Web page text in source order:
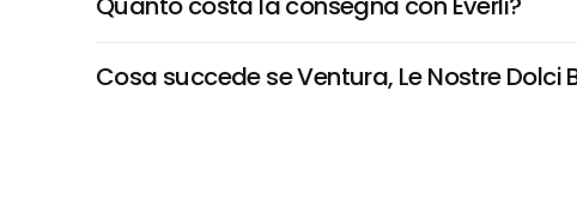
Cosa succede se Ventura, Le Nostre